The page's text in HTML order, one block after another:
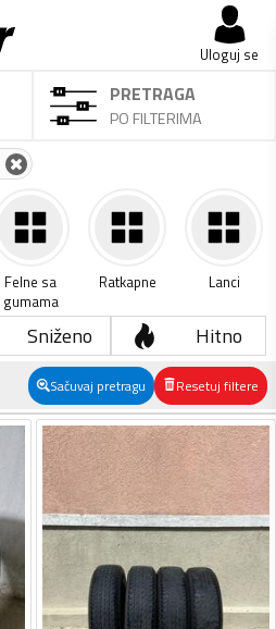
Uloguj se
PRETRAGA
PO FILTERIMA
Felne sa
gumama
Ratkapne Lanci
Sniženo Hitno
Sačuvaj pretragu Resetuj filtere